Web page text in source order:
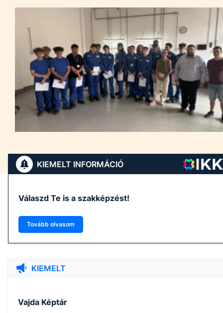
KIEMELT INFORMÁCIÓ
Válaszd Te is a szakképzést!
Tovább olvasom
KIEMELT
Vajda Képtár